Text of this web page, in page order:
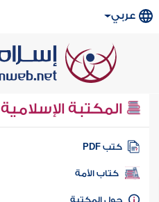
عربي
المكتبة الإسلامية
كتب PDF
كتاب الأمة